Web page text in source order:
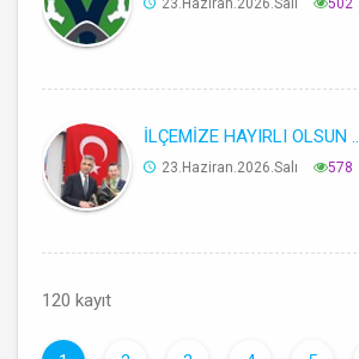
23.Haziran.2026.Salı 502
İLÇEMİZE HAYIRLI OLSUN ..
23.Haziran.2026.Salı 578
120 kayıt